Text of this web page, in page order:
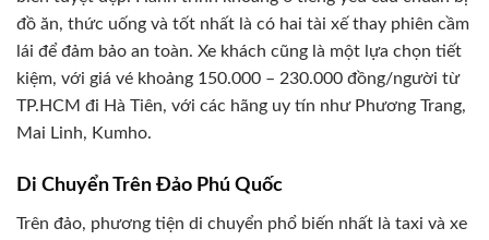
đồ ăn, thức uống và tốt nhất là có hai tài xế thay phiên cầm
lái để đảm bảo an toàn. Xe khách cũng là một lựa chọn tiết
kiệm, với giá vé khoảng 150.000 – 230.000 đồng/người từ
TP.HCM đi Hà Tiên, với các hãng uy tín như Phương Trang,
Mai Linh, Kumho.
Di Chuyển Trên Đảo Phú Quốc
Trên đảo, phương tiện di chuyển phổ biến nhất là taxi và xe